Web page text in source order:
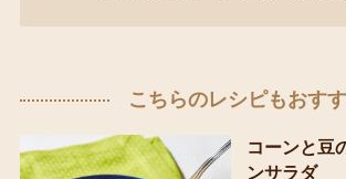
こちらのレシピもおす
コーンと豆
ンサラダ